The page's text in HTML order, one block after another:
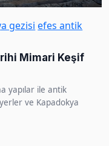
gezisi efes antik
Mimari Keşif
yapılar ile antik
ve Kapadokya